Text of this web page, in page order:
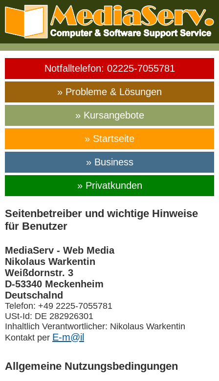
Notfalltelefon: 02225-7055781
» Probleme & Lösungen
» Kursangebote
» Startseite
» Business
» Privatkunden
Seitenbetreiber und wichtige Hinweise
für Benutzer
MediaServ - Web Media
Nikolaus Warkentin
Weißdornstr. 3
D-53340 Meckenheim
Deutschalnd
Telefon: +49 2225-7055781
USt-Id: DE 282926301
Inhaltlich Verantwortlicher: Nikolaus Warkentin
Kontakt per E-m@il
Allgemeine Nutzungsbedingungen